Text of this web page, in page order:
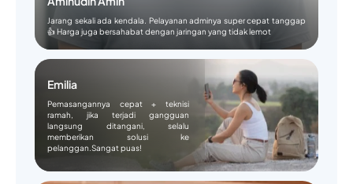
Jarang sekali ada kendala. Pelayanan adminya super cepat tanggap
👍 Harga juga bersahabat dengan jaringan yang tidak lemot
Emilia
Pemasangannya cepat + teknisi
ramah, jika terjadi gangguan
langsung ditangani, selalu
memberikan solusi ke
pelanggan.Sangat puas!